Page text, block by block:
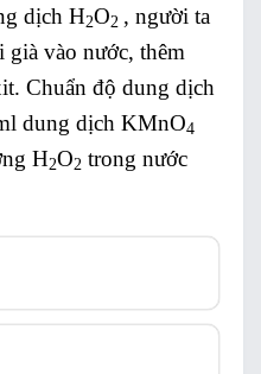
dịch H2O2 , người ta
già vào nước, thêm
Chuẩn độ dung dịch
dung dịch KMnO4
H2O2 trong nước